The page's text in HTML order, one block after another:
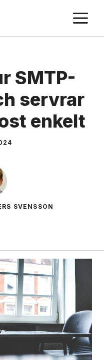
SMTP-
servrar
enkelt
SVENSSON